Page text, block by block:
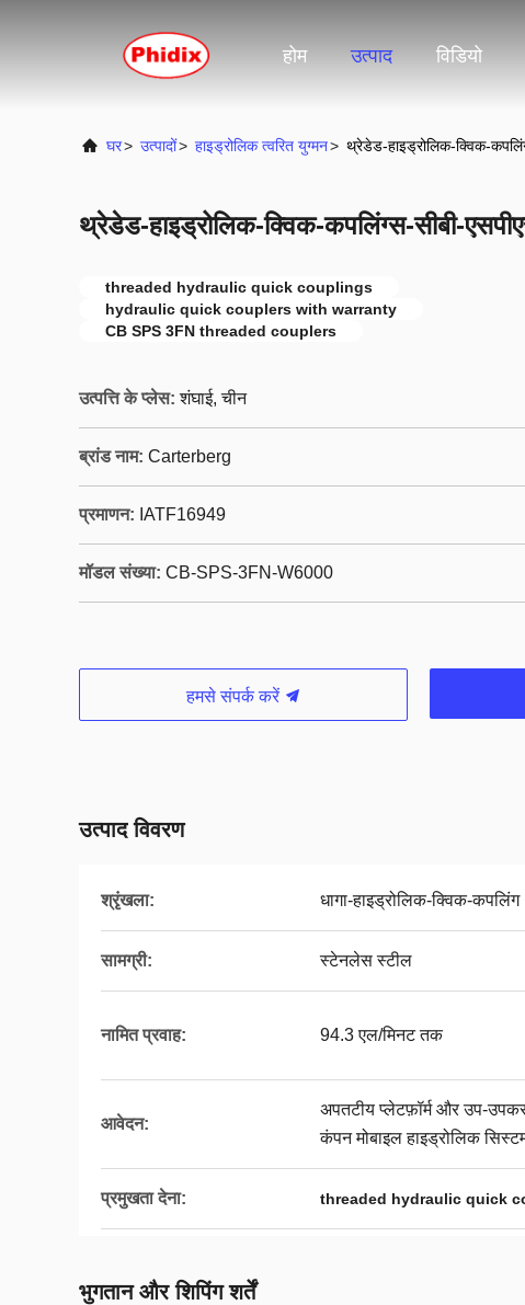
होम उत्पाद विडियो
घर> उत्पादों> हाइड्रोलिक त्वरित युग्मन> थ्रेडेड-हाइड्रोलिक-क्विक-
थ्रेडेड-हाइड्रोलिक-क्विक-कपलिंग्स-सीबी-
threaded hydraulic quick couplings
hydraulic quick couplers with warranty
CB SPS 3FN threaded couplers
उत्पत्ति के प्लेस: शंघाई, चीन
ब्रांड नाम: Carterberg
प्रमाणन: IATF16949
मॉडल संख्या: CB-SPS-3FN-W6000
हमसे संपर्क करें
उत्पाद विवरण
श्रृंखला: धागा-हाइड्रोलिक-क्विक-कपलिंग
सामग्री: स्टेनलेस स्टील
नामित प्रवाह: 94.3 एल/मिनट तक
आवेदन:
अपतटीय प्लेटफ़ॉर्म और उप-
कंपन मोबाइल हाइड्रोलिक
प्रमुखता देना: threaded hydraulic quick
भुगतान और शिपिंग शर्तें